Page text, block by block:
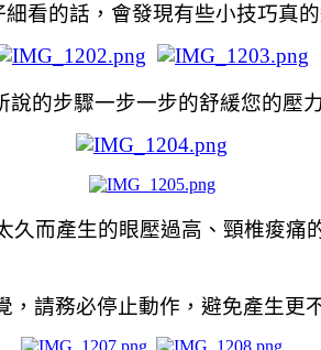
看的話，會發現有些小技巧真的
的步驟一步一步的舒緩您的壓
而產生的眼壓過高、頸椎痠
請務必停止動作，避免產生更